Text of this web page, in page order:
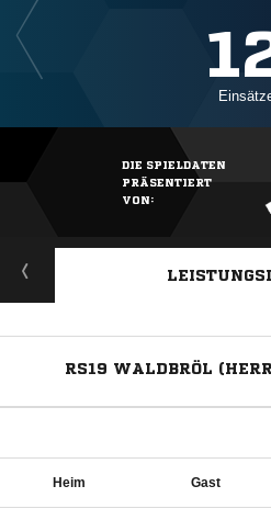
DIE SPIELDATEN
PRÄSENTIERT
VON:
RS19 WALDBRÖL
Heim Gast